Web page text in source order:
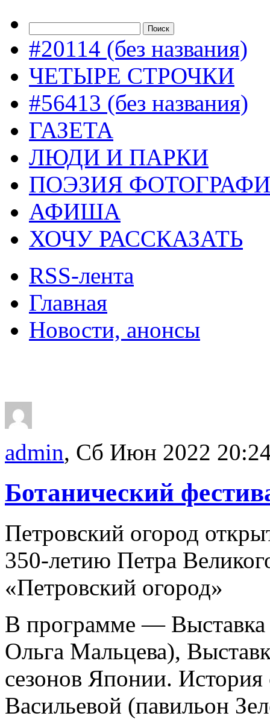
#20114 (без названия)
ЧЕТЫРЕ СТРОЧКИ
#56413 (без названия)
ГАЗЕТА
ЛЮДИ И ПАРКИ
ПОЭЗИЯ
АФИША
ХОЧУ РАССКАЗАТЬ
RSS-лента
Главная
Новости, анонсы
admin, Сб Июн 2022
Ботанический
Петровский огород
350-летию Петра
«Петровский огород»
В программе —
Ольга Мальцева),
сезонов Японии.
Васильевой (павильон